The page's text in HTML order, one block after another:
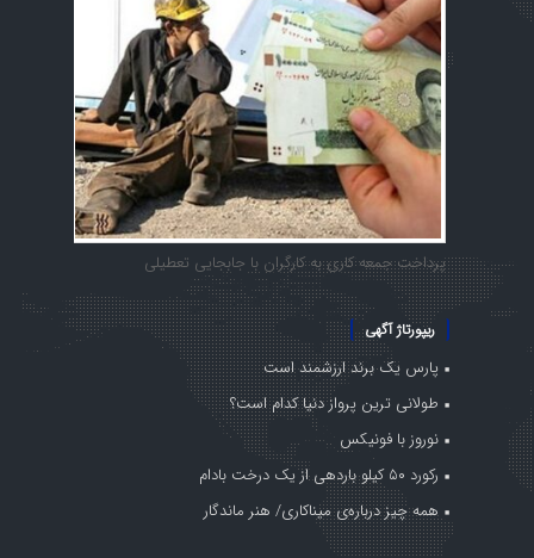
پرداخت جمعه کاری به کارگران با جابجایی تعطیلی
ریپورتاژ آگهی
پارس یک برند ارزشمند است
طولانی ترین پرواز دنیا کدام است؟
نوروز با فونیکس
رکورد ۵۰ کیلو باردهی از یک درخت بادام
همه چیز درباره‌ی میناکاری/ هنر ماندگار